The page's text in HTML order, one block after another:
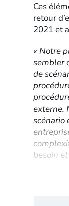
Ces
retour
2021 et
« Notre
sembler
de
externe.
scénario
besoin et